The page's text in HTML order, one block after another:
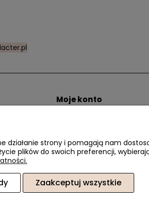
Moje konto
Przechowalnia
02-410 Warszawa, woj. mazowieckie | E-mail:
działanie strony i pomagają nam
plików do swoich preferencji,
Zaakceptuj wszystkie